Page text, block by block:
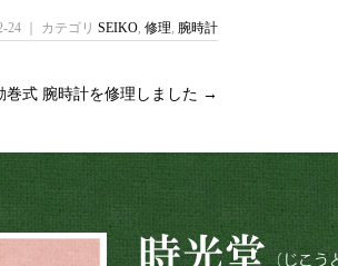
24 ｜ カテゴリ SEIKO, 修理, 腕時計
巻式 腕時計を修理しました →